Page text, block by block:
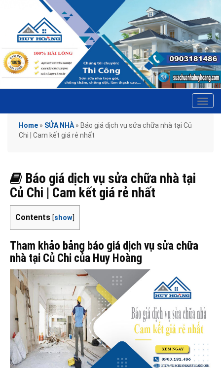
Home » SỬA NHÀ » Báo giá dịch vụ sửa chữa nhà tại Củ
Chi | Cam kết giá rẻ nhất
Báo giá dịch vụ sửa chữa nhà tại
Củ Chi | Cam kết giá rẻ nhất
Contents [show]
Tham khảo bảng báo giá dịch vụ sửa chữa
nhà tại Củ Chi của Huy Hoàng